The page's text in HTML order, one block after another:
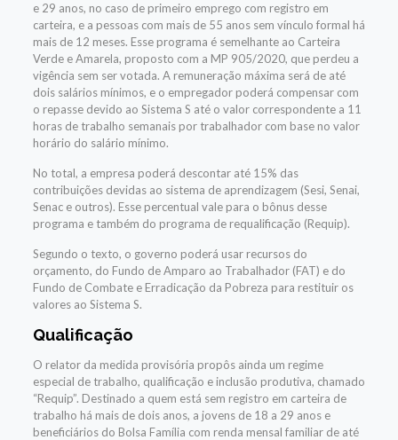
e 29 anos, no caso de primeiro emprego com registro em
carteira, e a pessoas com mais de 55 anos sem vínculo formal há
mais de 12 meses. Esse programa é semelhante ao Carteira
Verde e Amarela, proposto com a MP 905/2020, que perdeu a
vigência sem ser votada. A remuneração máxima será de até
dois salários mínimos, e o empregador poderá compensar com
o repasse devido ao Sistema S até o valor correspondente a 11
horas de trabalho semanais por trabalhador com base no valor
horário do salário mínimo.
No total, a empresa poderá descontar até 15% das
contribuições devidas ao sistema de aprendizagem (Sesi, Senai,
Senac e outros). Esse percentual vale para o bônus desse
programa e também do programa de requalificação (Requip).
Segundo o texto, o governo poderá usar recursos do
orçamento, do Fundo de Amparo ao Trabalhador (FAT) e do
Fundo de Combate e Erradicação da Pobreza para restituir os
valores ao Sistema S.
Qualificação
O relator da medida provisória propôs ainda um regime
especial de trabalho, qualificação e inclusão produtiva, chamado
“Requip”. Destinado a quem está sem registro em carteira de
trabalho há mais de dois anos, a jovens de 18 a 29 anos e
beneficiários do Bolsa Família com renda mensal familiar de até